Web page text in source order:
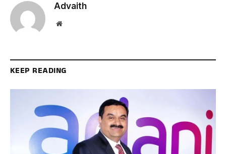
Advaith
Website
KEEP READING